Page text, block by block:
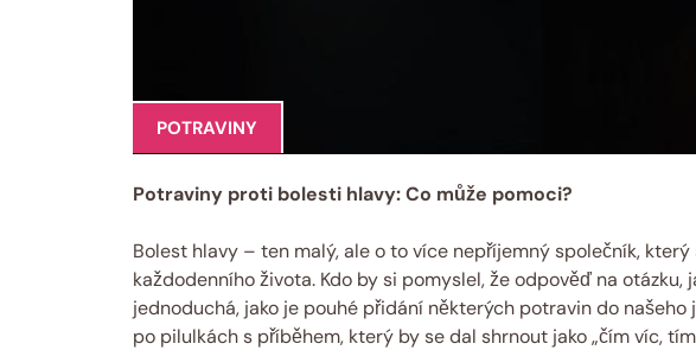
POTRAVINY
Potraviny proti bolesti hlavy: Co může pomoci?
Bolest hlavy – ten malý, ale o to více nepříjemný společník,
každodenního života. Kdo by si pomyslel, že odpověď na
jednoduchá, jako je pouhé přidání některých potravin do
po pilulkách s příběhem, který by se dal shrnout jako „čím víc,